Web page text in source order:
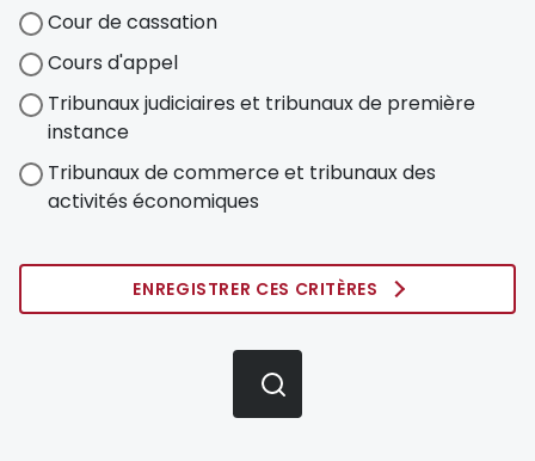
Cour de cassation
Cours d'appel
Tribunaux judiciaires et tribunaux de première
instance
Tribunaux de commerce et tribunaux des
activités économiques
ENREGISTRER CES CRITÈRES